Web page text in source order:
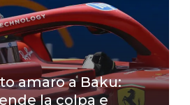
amaro a Baku:
la colpa e